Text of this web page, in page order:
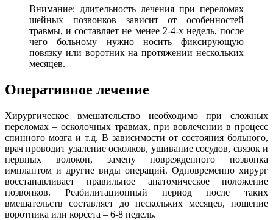
Внимание: длительность лечения при переломах
шейных позвонков зависит от особенностей
травмы, и составляет не менее 2-4-х недель, после
чего больному нужно носить фиксирующую
повязку или воротник на протяжении нескольких
месяцев.
Оперативное лечение
Хирургическое вмешательство необходимо при сложных
переломах – осколочных травмах, при вовлечении в процесс
спинного мозга и т.д. В зависимости от состояния больного,
врач проводит удаление осколков, ушивание сосудов, связок и
нервных волокон, замену поврежденного позвонка
имплантом и другие виды операций. Одновременно хирург
восстанавливает правильное анатомическое положение
позвонков. Реабилитационный период после таких
вмешательств составляет до нескольких месяцев, ношение
воротника или корсета – 6-8 недель.